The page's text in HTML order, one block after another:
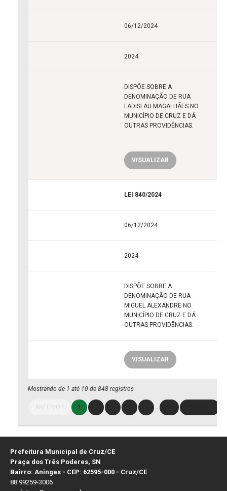
06/12/2024
2024
DISPÕE SOBRE A
DENOMINAÇÃO DE RUA
LADISLAU MAGALHÃES NO
MUNICÍPIO DE CRUZ E DÁ
OUTRAS PROVIDÊNCIAS.
VISUALIZAR
LEI 840/2024
06/12/2024
2024
DISPÕE SOBRE A
DENOMINAÇÃO DE RUA
MIGUEL ALEXANDRE NO
MUNICÍPIO DE CRUZ E DÁ
OUTRAS PROVIDÊNCIAS.
VISUALIZAR
Mostrando de 1 até 10 de 848 registros
1
Prefeitura Municipal de Cruz/CE
Praça dos Três Poderes, SN
Bairro: Aningas - CEP: 62595-000 - Cruz/CE
88 99259-3006